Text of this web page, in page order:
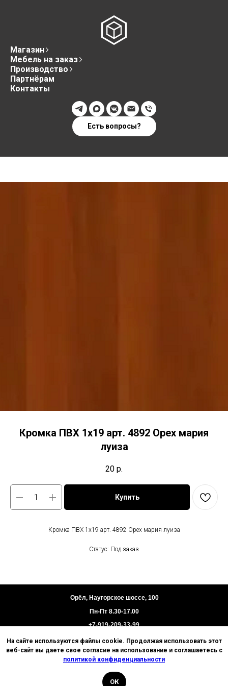
Магазин
Мебель на заказ
Производство
Партнёрам
Контакты
Есть вопросы?
Кромка ПВХ 1х19 арт. 4892 Орех мария
луиза
20 р.
Купить
Кромка ПВХ 1х19 арт. 4892 Орех мария луиза
Статус: Под заказ
На сайте используются файлы cookie. Продолжая использовать этот
веб-сайт вы даете свое согласие на использование и соглашаетесь с
политикой конфиденциальности
ОК
Политика конфиденциальности
Пользовательское соглашение
Орёл, Наугорское шоссе, 100
Пн-Пт 8.30-17.00
+7-919-209-33-99